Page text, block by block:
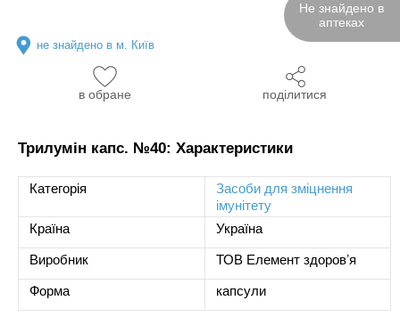
Не знайдено в
аптеках
не знайдено в м. Київ
в обране поділитися
Трилумін капс. №40: Характеристики
Категорія
Засоби для зміцнення
імунітету
Країна
Україна
Виробник ТОВ Елемент здоровʼя
Форма капсули